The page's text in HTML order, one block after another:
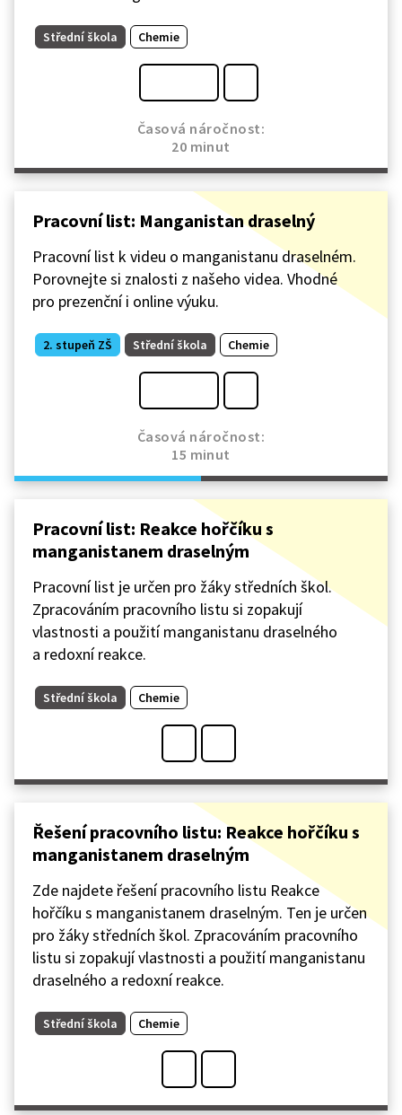
Střední škola Chemie
Časová náročnost:
20 minut
Pracovní list: Manganistan draselný
Pracovní list k videu o manganistanu draselném.
Porovnejte si znalosti z našeho videa. Vhodné
pro prezenční i online výuku.
2. stupeň ZŠ Střední škola Chemie
Časová náročnost:
15 minut
Pracovní list: Reakce hořčíku s
manganistanem draselným
Pracovní list je určen pro žáky středních škol.
Zpracováním pracovního listu si zopakují
vlastnosti a použití manganistanu draselného
a redoxní reakce.
Střední škola Chemie
Řešení pracovního listu: Reakce hořčíku s
manganistanem draselným
Zde najdete řešení pracovního listu Reakce
hořčíku s manganistanem draselným. Ten je určen
pro žáky středních škol. Zpracováním pracovního
listu si zopakují vlastnosti a použití manganistanu
draselného a redoxní reakce.
Střední škola Chemie